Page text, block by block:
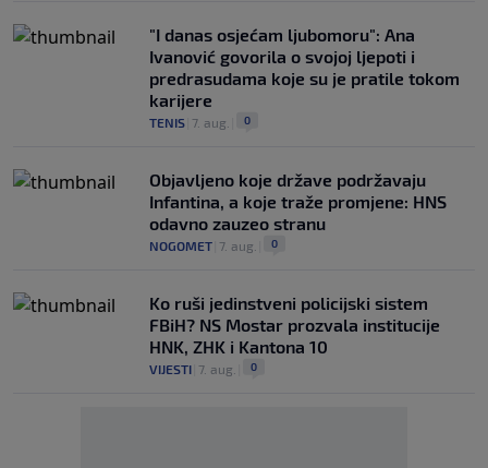
"I danas osjećam ljubomoru": Ana
Ivanović govorila o svojoj ljepoti i
predrasudama koje su je pratile tokom
karijere
TENIS 7. aug. 0
Objavljeno koje države podržavaju
Infantina, a koje traže promjene: HNS
odavno zauzeo stranu
NOGOMET 7. aug. 0
Ko ruši jedinstveni policijski sistem
FBiH? NS Mostar prozvala institucije
HNK, ZHK i Kantona 10
VIJESTI 7. aug. 0